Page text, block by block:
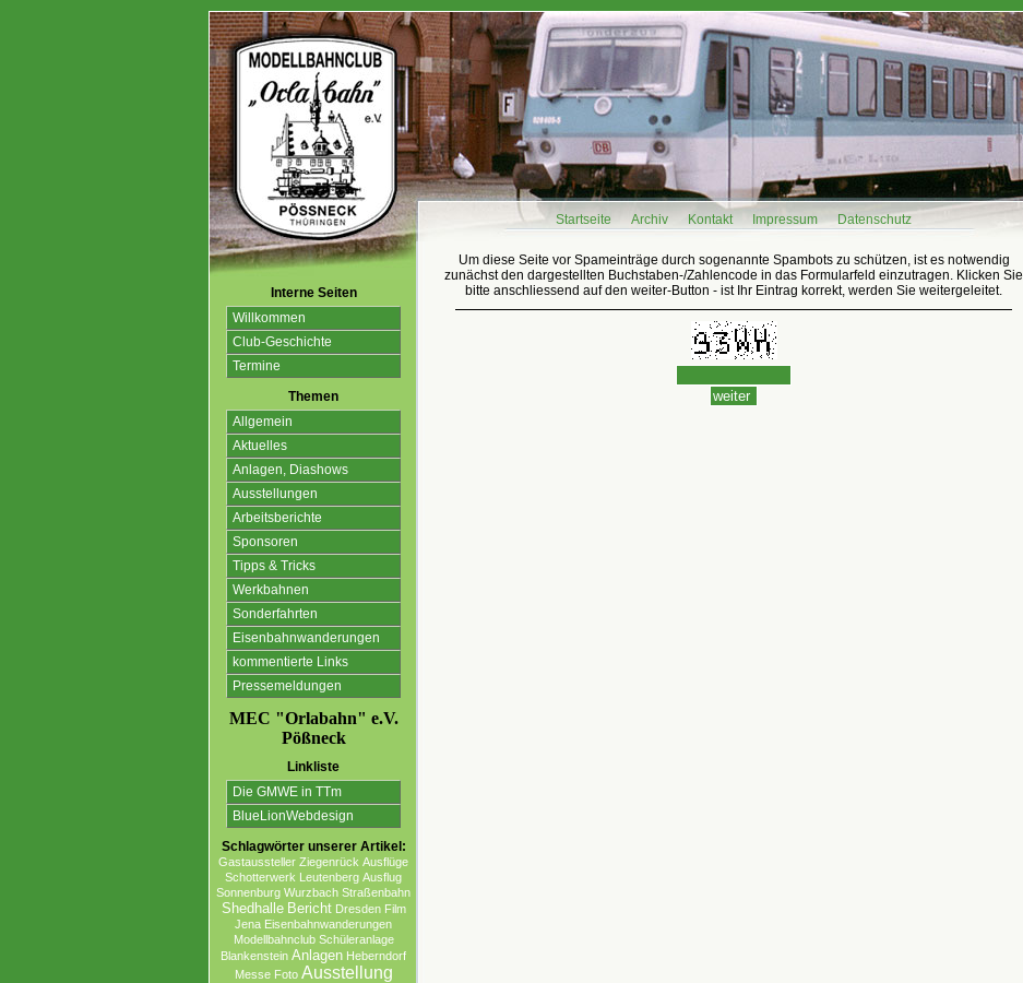
Startseite Archiv Kontakt Impressum Datenschutz
Interne Seiten
Willkommen
Club-Geschichte
Termine
Themen
Allgemein
Aktuelles
Anlagen, Diashows
Ausstellungen
Arbeitsberichte
Sponsoren
Tipps & Tricks
Werkbahnen
Sonderfahrten
Eisenbahnwanderungen
kommentierte Links
Pressemeldungen
MEC "Orlabahn" e.V.
Pößneck
Linkliste
Die GMWE in TTm
BlueLionWebdesign
Schlagwörter unserer Artikel:
Gastaussteller Ziegenrück Ausflüge
Schotterwerk Leutenberg Ausflug
Sonnenburg Wurzbach Straßenbahn
Shedhalle Bericht Dresden Film
Jena Eisenbahnwanderungen
Modellbahnclub Schüleranlage
Blankenstein Anlagen Heberndorf
Messe Foto Ausstellung
Um diese Seite vor Spameinträge durch sogenannte Spambots zu schützen, ist es notwendig
zunächst den dargestellten Buchstaben-/Zahlencode in das Formularfeld einzutragen. Klicken Sie
bitte anschliessend auf den weiter-Button - ist Ihr Eintrag korrekt, werden Sie weitergeleitet.